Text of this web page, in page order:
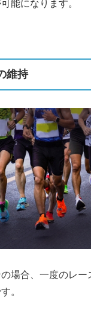
能になります。
維持
場合、一度のレー
。